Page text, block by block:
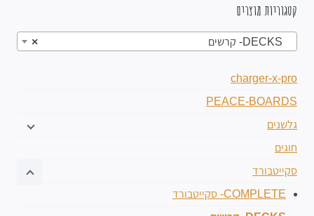
קטגוריות מוצרים
×
charger-x-pro
PEACE-BOARDS
גלשנים
חוגים
סקייטבורד
COMPLETE- סקייטבורד